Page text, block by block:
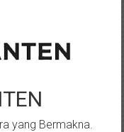
yang Bermakna.